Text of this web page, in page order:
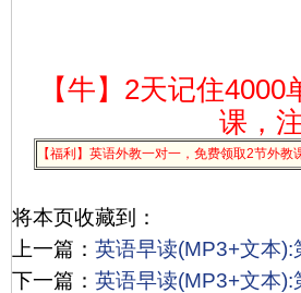
【牛】2天记住4000
课，
【福利】英语外教一对一，免费领取2节外教
将本页收藏到：
上一篇： 英语早读(MP3+文本
下一篇： 英语早读(MP3+文本